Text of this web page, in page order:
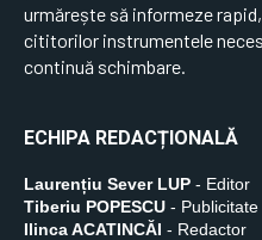
urmărește să informeze
cititorilor instrumentele
continuă schimbare.
ECHIPA REDACȚIONALĂ
Laurențiu Sever LUP - Editor
Tiberiu POPESCU - Publicitate
Ilinca ACATINCĂI - Redactor